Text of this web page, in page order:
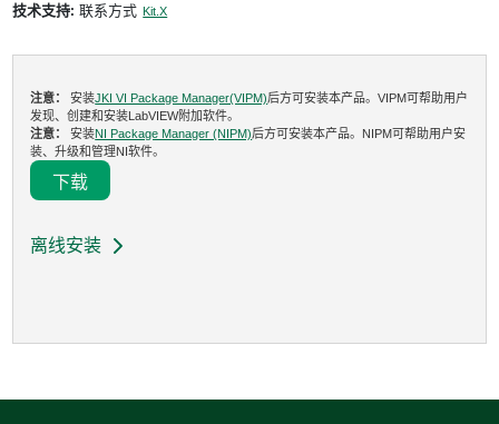
技术支持: 联系方式 Kit.X
注意：安装JKI VI Package Manager(VIPM)后方可安装本产品。VIPM可帮助用户
发现、创建和安装LabVIEW附加软件。
注意：安装NI Package Manager (NIPM)后方可安装本产品。NIPM可帮助用户安
装、升级和管理NI软件。
下载
离线安装